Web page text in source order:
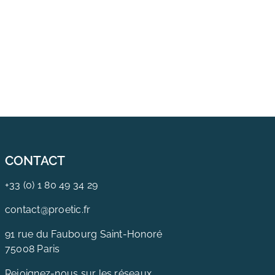
CONTACT
+33 (0) 1 80 49 34 29
contact@proetic.fr
91 rue du Faubourg Saint-Honoré
75008 Paris